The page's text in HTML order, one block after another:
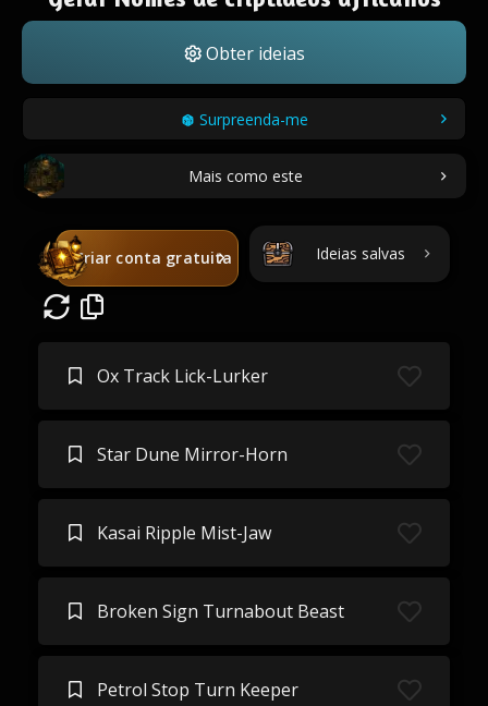
Obter ideias
Surpreenda-me
Mais como este
Criar conta gratuita Ideias salvas
Ox Track Lick-Lurker
Star Dune Mirror-Horn
Kasai Ripple Mist-Jaw
Broken Sign Turnabout Beast
Petrol Stop Turn Keeper